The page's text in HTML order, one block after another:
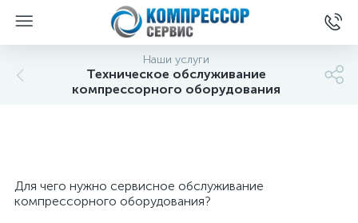
Наши услуги
Техническое обслуживание
компрессорного оборудования
Для чего нужно сервисное обслуживание
компрессорного оборудования?